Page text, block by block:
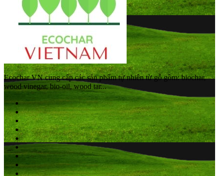
Ecochar VN cung cấp các sản phẩm tự nhiên từ gỗ gồm: biochar,
wood vinegar, bio-oil, wood tar...